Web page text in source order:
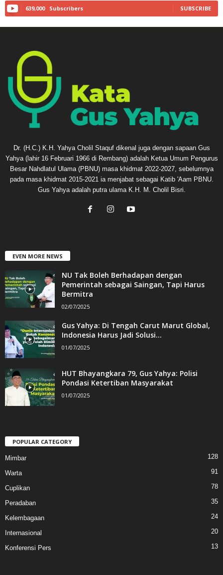
639,000 Subscribers SUBSCRIBE
Dr. (H.C.) K.H. Yahya Cholil Staquf dikenal juga dengan sapaan Gus
Yahya (lahir 16 Februari 1966 di Rembang) adalah Ketua Umum Pengurus
Besar Nahdlatul Ulama (PBNU) masa khidmat 2022-2027, sebelumnya
pada masa khidmat 2015-2021 ia menjabat sebagai Katib 'Aam PBNU.
Gus Yahya adalah putra ulama K.H. M. Cholil Bisri.
EVEN MORE NEWS
NU Tak Boleh Berhadapan dengan
Pemerintah sebagai Saingan, Tapi Harus
Bermitra
02/07/2025
Gus Yahya: Di Tengah Carut Marut Global,
Indonesia Harus Jadi Solusi...
01/07/2025
HUT Bhayangkara 79, Gus Yahya: Polisi
Pondasi Ketertiban Masyarakat
01/07/2025
POPULAR CATEGORY
Mimbar 128
Warta 91
Cuplikan 78
Peradaban 35
Kelembagaan 24
Internasional 20
Konferensi Pers 13